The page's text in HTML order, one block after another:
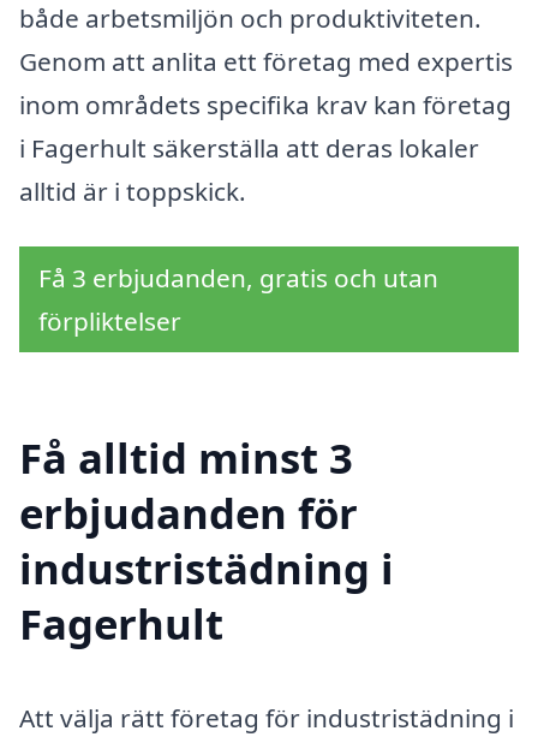
både arbetsmiljön och produktiviteten.
Genom att anlita ett företag med expertis
inom områdets specifika krav kan företag
i Fagerhult säkerställa att deras lokaler
alltid är i toppskick.
Få 3 erbjudanden, gratis och utan
förpliktelser
Få alltid minst 3
erbjudanden för
industristädning i
Fagerhult
Att välja rätt företag för industristädning i